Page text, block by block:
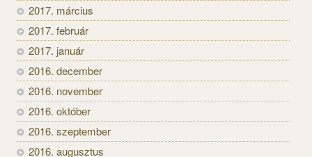
2017. március
2017. február
2017. január
2016. december
2016. november
2016. október
2016. szeptember
2016. augusztus